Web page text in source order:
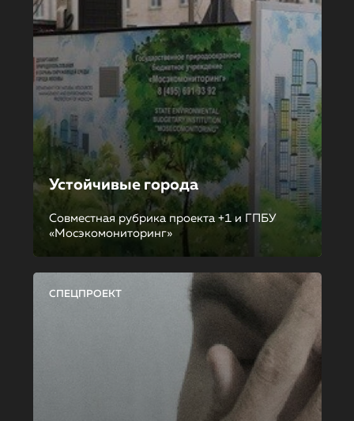
Устойчивые города
Совместная рубрика проекта +1 и ГПБУ
«Мосэкомониторинг»
СПЕЦПРОЕКТ